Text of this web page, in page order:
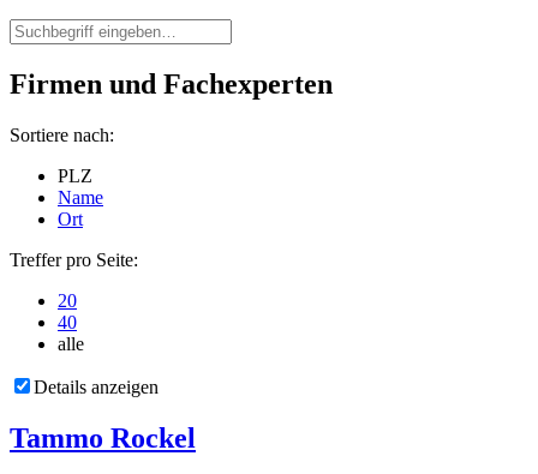
Firmen und Fachexperten
Sortiere nach:
PLZ
Name
Ort
Treffer pro Seite:
20
40
alle
Details anzeigen
Tammo Rockel